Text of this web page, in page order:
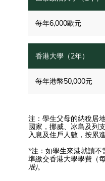
每年6,000歐元
每年港幣50,000元
注：學生父母的納稅居
國家，挪威、冰島及列
入息及住戶人數，按累
*注：如學生來港就讀不
準繳交香港大學學費（
准)。